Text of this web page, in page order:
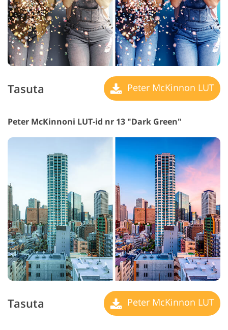
Tasuta Peter McKinnon LUT
Peter McKinnoni LUT-id nr 13 "Dark Green"
Tasuta Peter McKinnon LUT